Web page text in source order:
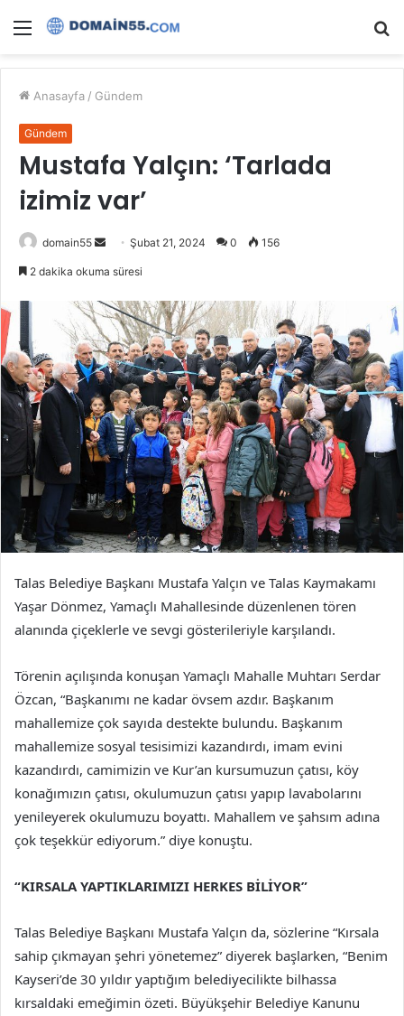
Menü
Anasayfa / Gündem
Gündem
Mustafa Yalçın: ‘Tarlada
izimiz var’
domain55
Bir
göndermek
Şubat 21, 2024 0 156
2 dakika okuma süresi
Talas Belediye Başkanı Mustafa Yalçın ve Talas Kaymakamı
Yaşar Dönmez, Yamaçlı Mahallesinde düzenlenen tören
alanında çiçeklerle ve sevgi gösterileriyle karşılandı.
Törenin açılışında konuşan Yamaçlı Mahalle Muhtarı Serdar
Özcan, “Başkanımı ne kadar övsem azdır. Başkanım
mahallemize çok sayıda destekte bulundu. Başkanım
mahallemize sosyal tesisimizi kazandırdı, imam evini
kazandırdı, camimizin ve Kur’an kursumuzun çatısı, köy
konağımızın çatısı, okulumuzun çatısı yapıp lavabolarını
yenileyerek okulumuzu boyattı. Mahallem ve şahsım adına
çok teşekkür ediyorum.” diye konuştu.
“KIRSALA YAPTIKLARIMIZI HERKES BİLİYOR”
Talas Belediye Başkanı Mustafa Yalçın da, sözlerine “Kırsala
sahip çıkmayan şehri yönetemez” diyerek başlarken, “Benim
Kayseri’de 30 yıldır yaptığım belediyecilikte bilhassa
kırsaldaki emeğimin özeti. Büyükşehir Belediye Kanunu